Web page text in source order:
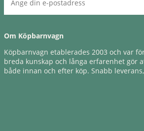
Om Köpbarnvagn
Köpbarnvagn etablerades 2003 och var
breda kunskap och långa erfarenhet gör
både innan och efter köp. Snabb